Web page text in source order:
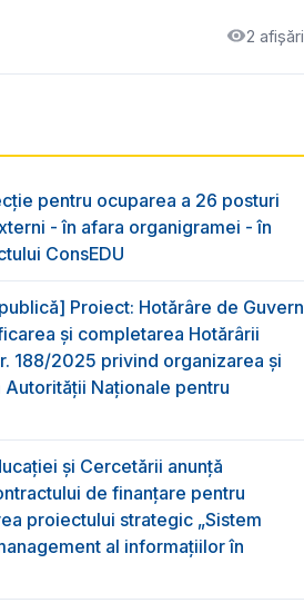
2 afișări
pentru ocuparea a 26 posturi
- în afara organigramei - în
ConsEDU
Proiect: Hotărâre de Guvern
și completarea Hotărârii
188/2025 privind organizarea şi
Naţionale pentru
și Cercetării anunță
de finanțare pentru
proiectului strategic „Sistem
al informațiilor în